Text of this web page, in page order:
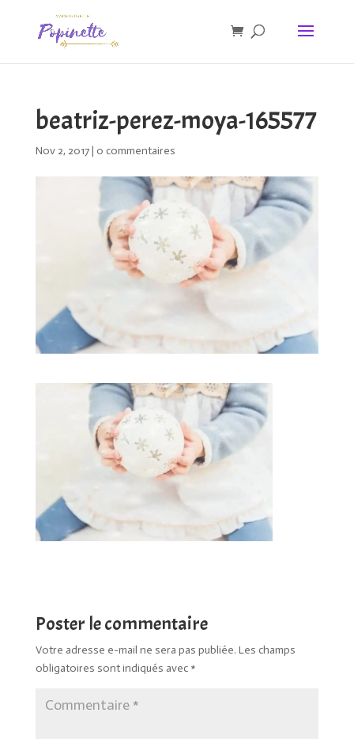
beatriz-perez-moya-165577
Nov 2, 2017| 0 commentaires
Poster le commentaire
Votre adresse e-mail ne sera pas publiée. Les champs
obligatoires sont indiqués avec *